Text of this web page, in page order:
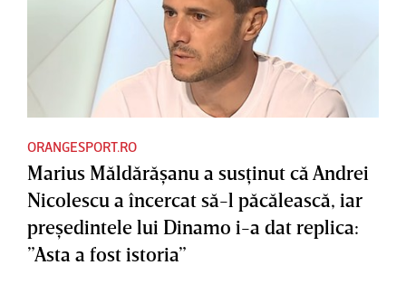
ORANGESPORT.RO
Marius Măldărăşanu a susţinut că Andrei
Nicolescu a încercat să-l păcălească, iar
preşedintele lui Dinamo i-a dat replica:
”Asta a fost istoria”